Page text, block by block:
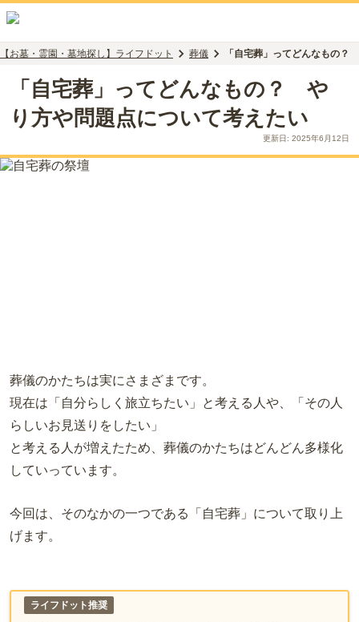
【お墓・霊園・墓地探し】ライフドット 葬儀 「自宅葬」ってどんなもの
「自宅葬」ってどんなもの？ や
り方や問題点について考えたい
更新日: 2025年6月12日
葬儀のかたちは実にさまざまです。
現在は「自分らしく旅立ちたい」と考える人や、「その人
らしいお見送りをしたい」
と考える人が増えたため、葬儀のかたちはどんどん多様化
していっています。
今回は、そのなかの一つである「自宅葬」について取り上
げます。
ライフドット推奨